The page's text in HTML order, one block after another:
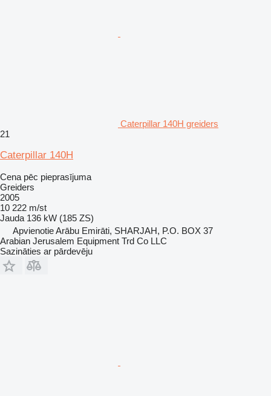
Caterpillar 140H greiders
21
Caterpillar 140H
Cena pēc pieprasījuma
Greiders
2005
10 222 m/st
Jauda 136 kW (185 ZS)
Apvienotie Arābu Emirāti, SHARJAH, P.O. BOX 37
Arabian Jerusalem Equipment Trd Co LLC
Sazināties ar pārdevēju